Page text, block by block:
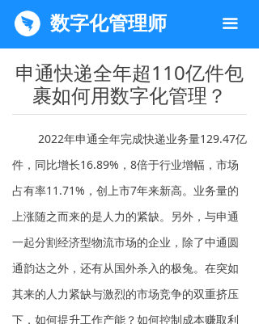
끀
数字化管理师
申通快递全年超110亿件包
裹如何用数字化管理？
2022年申通全年完成快递业务量129.47亿
件，同比增长16.89%，8倍于行业增幅，市场
占有率11.71%，创上市7年来新高。业务量的
上涨随之而来的是人力的紧缺。另外，与申通
一起分割经济型物流市场的企业，除了中通圆
通韵达之外，还有从国外杀入的极兔。在突如
其来的人力紧缺与激烈的市场竞争的双重挤压
下，如何提升工作产能？如何控制成本赚取利